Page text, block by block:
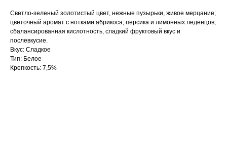
Светло-зеленый золотистый цвет, нежные пузырьки, живое мерцание;
цветочный аромат с нотками абрикоса, персика и лимонных леденцов;
сбалансированная кислотность, сладкий фруктовый вкус и
послевкусие.
Вкус: Сладкое
Тип: Белое
Крепкость: 7,5%